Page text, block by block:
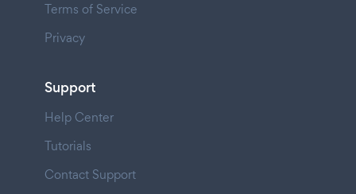
Terms of Service
Privacy
Support
Help Center
Tutorials
Contact Support